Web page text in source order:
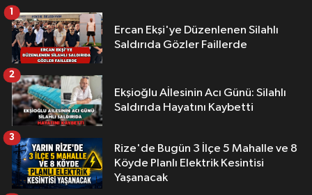
Ercan Ekşi'ye Düzenlenen Silahlı
Saldırıda Gözler Faillerde
1
Ekşioğlu Aİlesinin Acı Günü: Silahlı
Saldırıda Hayatını Kaybetti
2
Rize'de Bugün 3 İlçe 5 Mahalle ve 8
Köyde Planlı Elektrik Kesintisi
Yaşanacak
3